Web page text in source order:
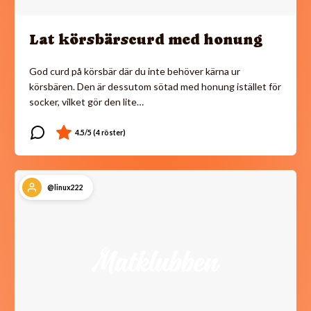
Lat körsbärscurd med honung
God curd på körsbär där du inte behöver kärna ur
körsbären. Den är dessutom sötad med honung istället för
socker, vilket gör den lite…
@linux222